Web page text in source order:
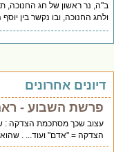
נר ראשון של חג החנוכה, תהא
החנוכה, ובו נקשר בין יוסף
אחרונים
פרשת השבוע - ראה
עצוב שכך מסתכמת הצדקה :
הצדקה = "אדם" ועוד... . שהוא..